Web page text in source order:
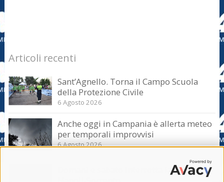
Articoli recenti
Sant’Agnello. Torna il Campo Scuola
della Protezione Civile
6 Agosto 2026
Anche oggi in Campania è allerta meteo
per temporali improvvisi
6 Agosto 2026
Domani e sabato interrotta la linea Eav